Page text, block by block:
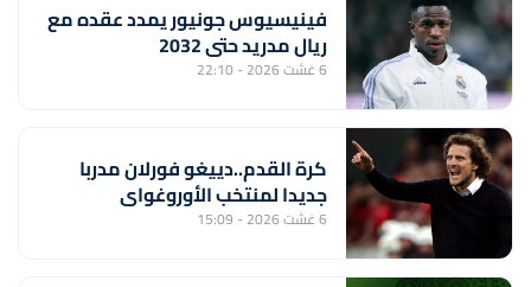
فينيسيوس جونيور يمدد عقده مع
ريال مدريد حتى 2032
6 غشت 2026 - 22:10
كرة القدم..دييغو فورلان مدربا
جديدا لمنتخب الأوروغواي
6 غشت 2026 - 15:09